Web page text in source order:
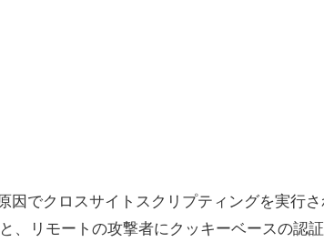
因でクロスサイトスクリプティングを実行
、リモートの攻撃者にクッキーベースの認